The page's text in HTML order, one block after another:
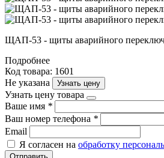
ЩАП-53 - щиты аварийного
Подробнее
Код товара: 1601
Не указана
Узнать цену
Узнать цену товара
Ваше имя *
Ваш номер телефона *
Email
Я согласен на обработку